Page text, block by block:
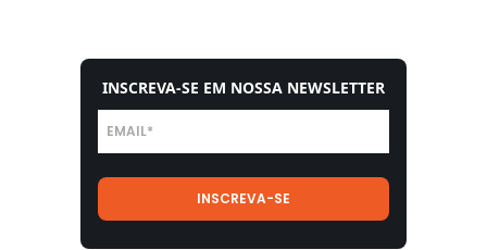
INSCREVA-SE EM NOSSA NEWSLETTER